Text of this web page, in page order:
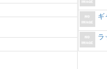
ギ
ラ